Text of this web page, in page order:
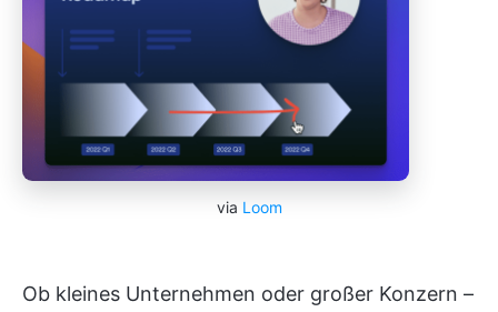
via Loom
Ob kleines Unternehmen oder großer Konzern –